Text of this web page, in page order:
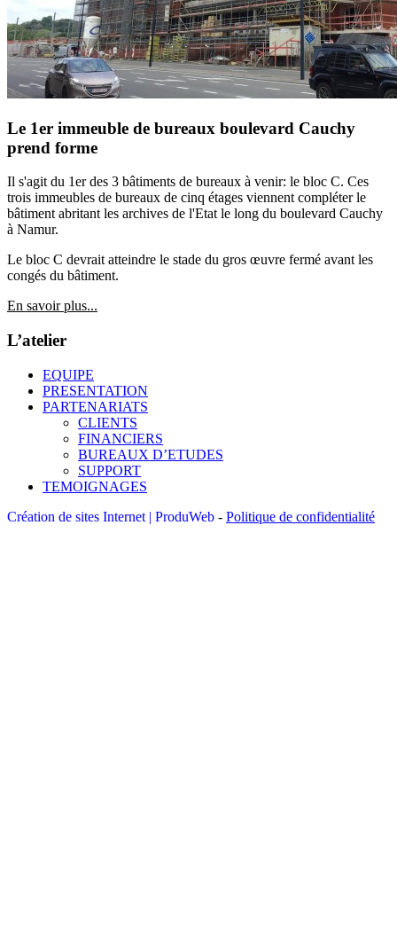
Le 1er immeuble de bureaux boulevard Cauchy
prend forme
Il s'agit du 1er des 3 bâtiments de bureaux à venir: le bloc C. Ces
trois immeubles de bureaux de cinq étages viennent compléter le
bâtiment abritant les archives de l'Etat le long du boulevard Cauchy
à Namur.
Le bloc C devrait atteindre le stade du gros œuvre fermé avant les
congés du bâtiment.
En savoir plus...
L’atelier
EQUIPE
PRESENTATION
PARTENARIATS
CLIENTS
FINANCIERS
BUREAUX D’ETUDES
SUPPORT
TEMOIGNAGES
Création de sites Internet | ProduWeb - Politique de confidentialité